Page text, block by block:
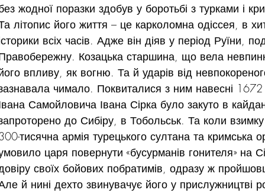
жодної поразки здобув у боротьбі з турками і
літопис його життя – це карколомна одіссея, в
всіх часів. Адже він діяв у період Руїни,
Козацька старшина, що вела
впливу, як вогню. Та й ударів від
чимало. Поквиталися з ним навесні
Самойловича Івана Сірка було закуто в
до Сибіру, в Тобольськ. Та коли
тисячна армія турецького султана та кримська
царя повернути «бусурманів гонителя» на
своїх бойових побратимів, одразу ж
й нині дехто звинувачує його у прислужництві